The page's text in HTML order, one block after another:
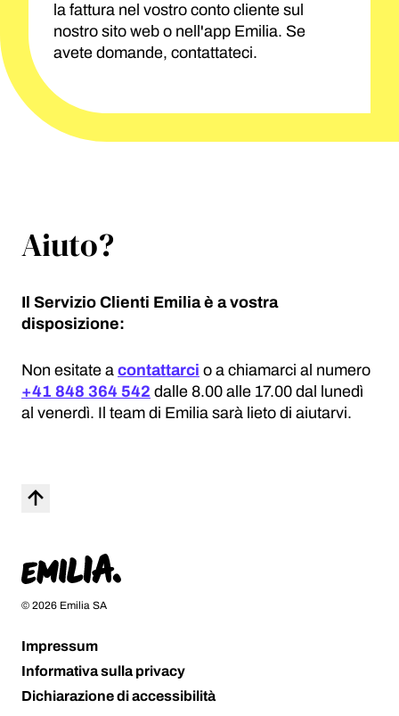
la fattura nel vostro conto cliente sul
nostro sito web o nell'app Emilia. Se
avete domande, contattateci.
Aiuto?
Il Servizio Clienti Emilia è a vostra
disposizione:
Non esitate a contattarci o a chiamarci al numero
+41 848 364 542 dalle 8.00 alle 17.00 dal lunedì
al venerdì. Il team di Emilia sarà lieto di aiutarvi.
© 2026 Emilia SA
Impressum
Informativa sulla privacy
Dichiarazione di accessibilità